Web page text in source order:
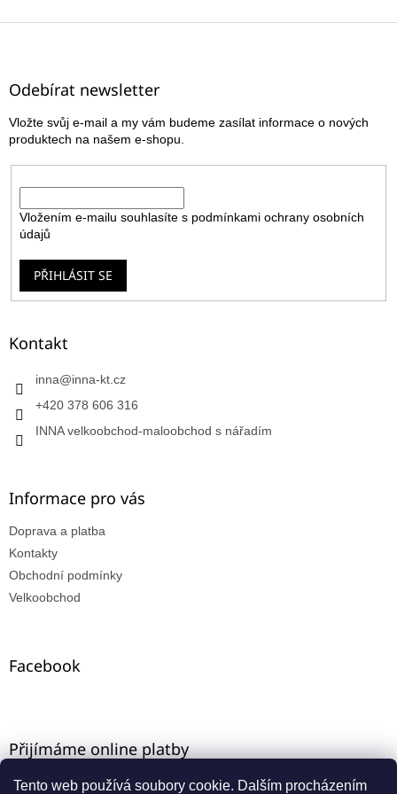
Tento web používá soubory cookie. Dalším procházením
Z
Odebírat newsletter
Vložte svůj e-mail a my vám budeme zasílat informace o nových
produktech na našem e-shopu.
Vložením e-mailu souhlasíte s podmínkami ochrany osobních
údajů
PŘIHLÁSIT SE
Kontakt
inna@inna-kt.cz
+420 378 606 316
INNA velkoobchod-maloobchod s nářadím
Informace pro vás
Doprava a platba
Kontakty
Obchodní podmínky
Velkoobchod
Facebook
Přijímáme online platby